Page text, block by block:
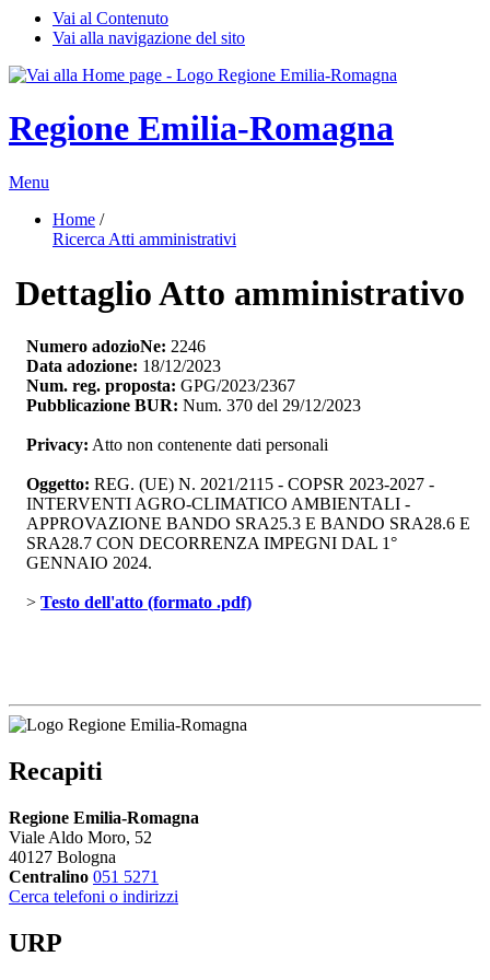
Vai al Contenuto
Vai alla navigazione del sito
Regione Emilia-Romagna
Menu
Home /
Ricerca Atti amministrativi
Dettaglio Atto amministrativo
Numero adozioNe: 2246
Data adozione: 18/12/2023
Num. reg. proposta: GPG/2023/2367
Pubblicazione BUR: Num. 370 del 29/12/2023
Privacy: Atto non contenente dati personali
Oggetto: REG. (UE) N. 2021/2115 - COPSR 2023-2027 -
INTERVENTI AGRO-CLIMATICO AMBIENTALI -
APPROVAZIONE BANDO SRA25.3 E BANDO SRA28.6 E
SRA28.7 CON DECORRENZA IMPEGNI DAL 1°
GENNAIO 2024.
> Testo dell'atto (formato .pdf)
Recapiti
Regione Emilia-Romagna
Viale Aldo Moro, 52
40127 Bologna
Centralino 051 5271
Cerca telefoni o indirizzi
URP